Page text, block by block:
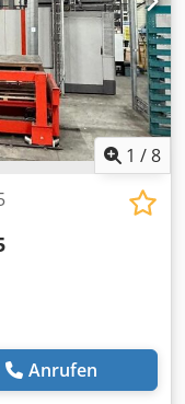
des
1500 mm Lasertyp:
10,6 µm 2x
Kupferdüsen
1 /8
Anrufen